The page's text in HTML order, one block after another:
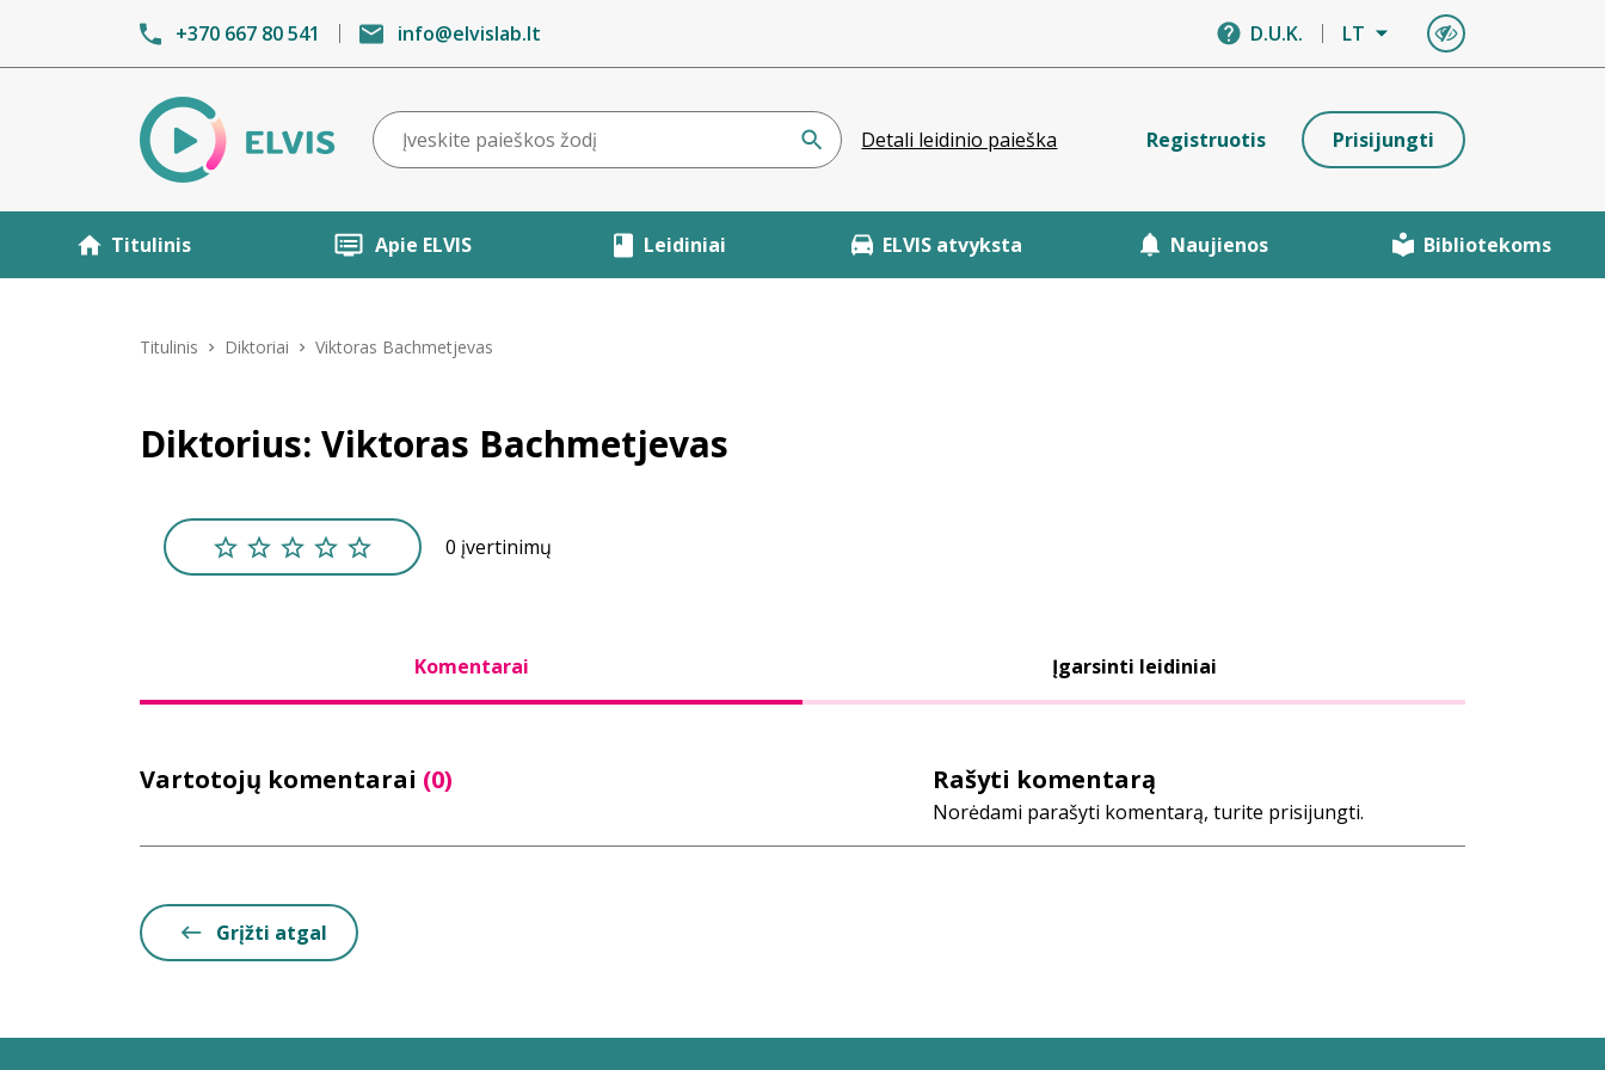
+370 667 80 541 info@elvislab.lt D.U.K. LT
Detali leidinio paieška Registruotis Prisijungti
Titulinis Apie ELVIS Leidiniai ELVIS atvyksta Naujienos Bibliotekoms
Titulinis Diktoriai Viktoras Bachmetjevas
Diktorius: Viktoras Bachmetjevas
0 įvertinimų
Komentarai Įgarsinti leidiniai
Vartotojų komentarai (0) Rašyti komentarą
Norėdami parašyti komentarą, turite prisijungti.
Grįžti atgal